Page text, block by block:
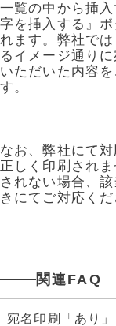
お問い合わせ
一覧の中から挿
字を挿入する』
れます。弊社で
るイメージ通り
いただいた内容
す。
なお、弊社にて
正しく印刷され
されない場合、
きにてご対応くだ
関連FAQ
宛名印刷「あり